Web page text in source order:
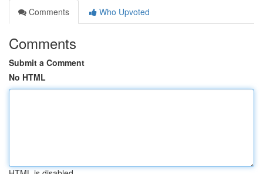
Comments
Who Upvoted
Comments
Submit a Comment
No HTML